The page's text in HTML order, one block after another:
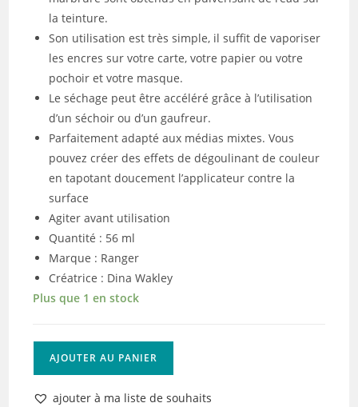
la teinture.
Son utilisation est très simple, il suffit de vaporiser
les encres sur votre carte, votre papier ou votre
pochoir et votre masque.
Le séchage peut être accéléré grâce à l’utilisation
d’un séchoir ou d’un gaufreur.
Parfaitement adapté aux médias mixtes. Vous
pouvez créer des effets de dégoulinant de couleur
en tapotant doucement l’applicateur contre la
surface
Agiter avant utilisation
Quantité : 56 ml
Marque : Ranger
Créatrice : Dina Wakley
Plus que 1 en stock
Ranger
AJOUTER AU PANIER
ajouter à ma liste de souhaits